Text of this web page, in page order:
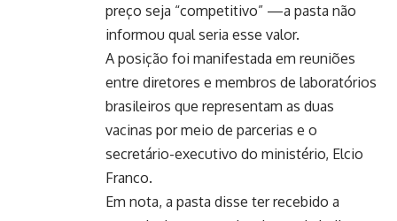
preço seja “competitivo” —a pasta não
informou qual seria esse valor.
A posição foi manifestada em reuniões
entre diretores e membros de laboratórios
brasileiros que representam as duas
vacinas por meio de parcerias e o
secretário-executivo do ministério, Elcio
Franco.
Em nota, a pasta disse ter recebido a